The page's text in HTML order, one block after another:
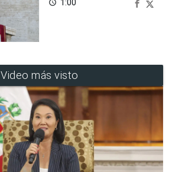
access_time 1:00
Video más visto